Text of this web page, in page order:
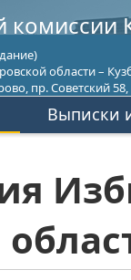
комиссии
области –
пр. Советский 58,
Выписки